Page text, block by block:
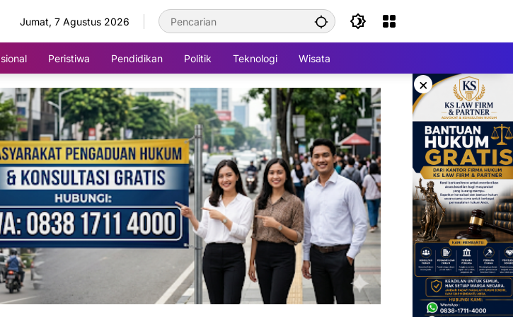
Jumat, 7 Agustus 2026
Peristiwa Pendidikan Politik Teknologi Wisata
×